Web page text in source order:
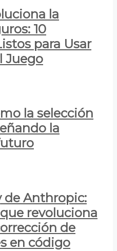
la
10
para Usar
Juego
la selección
la
de Anthropic:
revoluciona
de
en código